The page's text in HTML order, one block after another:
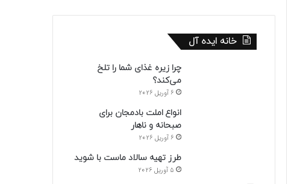
خانه ایده آل
چرا زیره غذای شما را تلخ
می‌کند؟
6 آوریل 2026
انواع املت بادمجان برای
صبحانه و ناهار
6 آوریل 2026
طرز تهیه سالاد ماست با شوید
5 آوریل 2026